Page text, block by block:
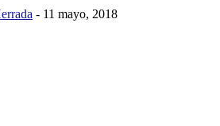
- 11 mayo, 2018